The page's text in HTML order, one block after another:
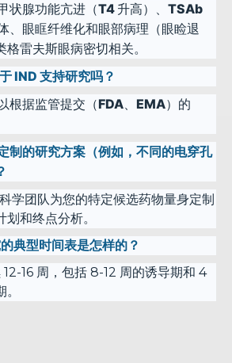
状腺功能亢进（T4 升高）、TSAb
、眼眶纤维化和眼部病理（眼睑退
雷夫斯眼病密切相关。
IND 支持研究吗？
根据监管提交（FDA、EMA）的
制的研究方案（例如，不同的电穿孔
学团队为您的特定候选药物量身定制
和终点分析。
典型时间表是怎样的？
16 周，包括 8-12 周的诱导期和 4